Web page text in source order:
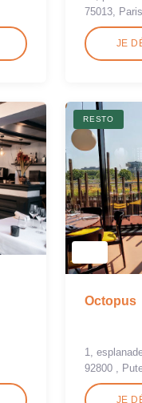
75013, Paris
JE
RESTO
Octopus
1,
92800 ,
JE